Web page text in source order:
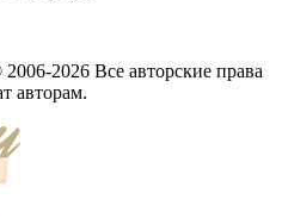
2026 Все авторские права
авторам.